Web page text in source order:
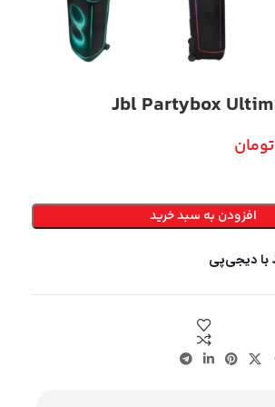
تومان
افزودن به سبد خرید